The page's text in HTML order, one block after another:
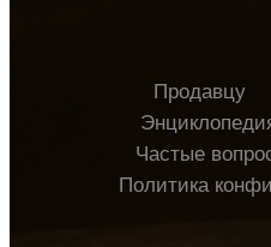
Продавцу
Частые
Политика